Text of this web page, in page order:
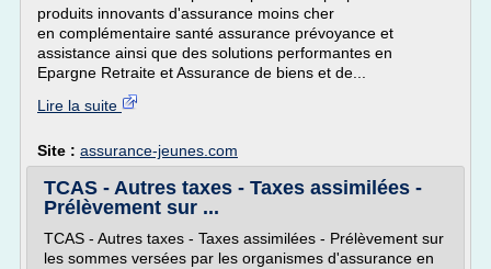
produits innovants d'assurance moins cher
en complémentaire santé assurance prévoyance et
assistance ainsi que des solutions performantes en
Epargne Retraite et Assurance de biens et de...
Lire la suite
Site : assurance-jeunes.com
TCAS - Autres taxes - Taxes assimilées -
Prélèvement sur ...
TCAS - Autres taxes - Taxes assimilées - Prélèvement sur
les sommes versées par les organismes d'assurance en